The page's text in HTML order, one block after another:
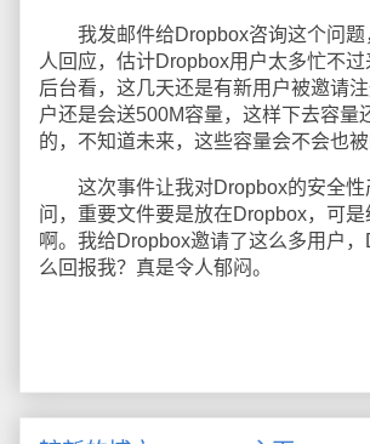
我发邮件给Dropbox咨询这个问题
人回应，估计Dropbox用户太多忙不
后台看，这几天还是有新用户被邀请
户还是会送500M容量，这样下去容量
的，不知道未来，这些容量会不会也被
这次事件让我对Dropbox的安全性
问，重要文件要是放在Dropbox，可
啊。我给Dropbox邀请了这么多用户
么回报我？真是令人郁闷。